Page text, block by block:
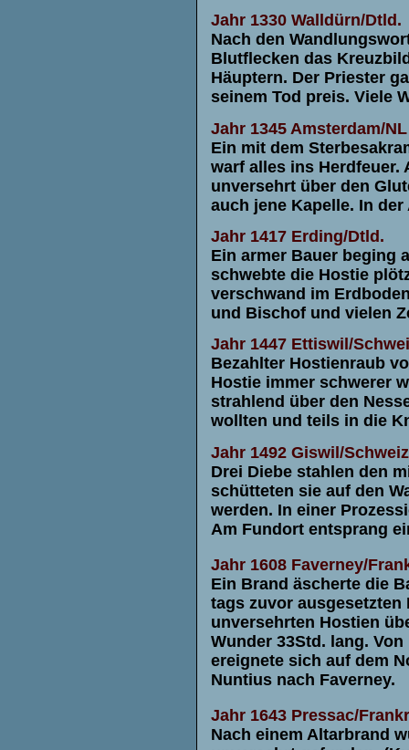
Jahr 1330 Walldürn/Dtld.
Nach den
Blutflecken das
Häuptern. Der Priester
seinem Tod preis. Viele
Jahr 1345 Amsterdam/NL
Ein mit dem
warf alles ins Herdfeuer.
unversehrt über den
auch jene Kapelle. In
Jahr 1417 Erding/Dtld.
Ein armer Bauer beging
schwebte die Hostie
verschwand im
und Bischof und vielen
Jahr 1447 Ettiswil/
Bezahlter Hostienraub
Hostie immer schwerer
strahlend über den
wollten und teils in die
Jahr 1492 Giswil/Schweiz
Drei Diebe stahlen den
schütteten sie auf den
werden. In einer
Am Fundort entsprang
Jahr 1608 Faverney/
Ein Brand äscherte die
tags zuvor
unversehrten Hostien
Wunder 33Std. lang.
ereignete sich auf dem
Nuntius nach Faverney.
Jahr 1643 Pressac/
Nach einem Altarbrand